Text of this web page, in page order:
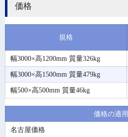
価格
規格
幅3000×高1200mm 質量326kg
幅3000×高1500mm 質量479kg
幅500×高500mm 質量46kg
価格の適用
名古屋価格